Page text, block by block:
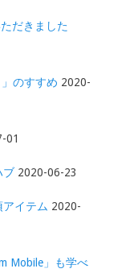
だきました
のすすめ 2020-
01
ブ 2020-06-23
アイテム 2020-
Mobile」も学べ